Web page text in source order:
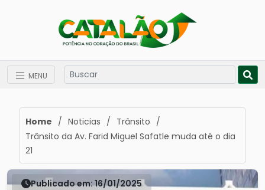
MENU
Home / Noticias / Trânsito /
Trânsito da Av. Farid Miguel Safatle muda até o dia
21
Publicado em: 16/01/2025